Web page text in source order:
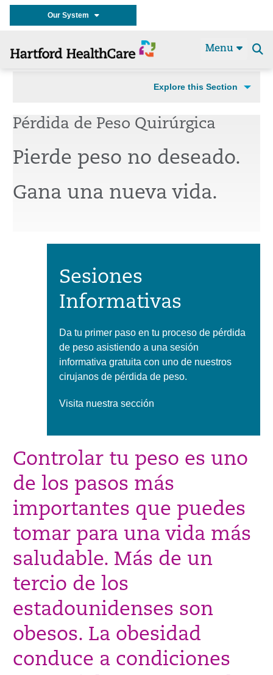
Our System
Menu
Explore this Section
Pérdida de Peso Quirúrgica
Pierde peso no deseado.
Gana una nueva vida.
Sesiones
Informativas
Da tu primer paso en tu proceso de pérdida
de peso asistiendo a una sesión
informativa gratuita con uno de nuestros
cirujanos de pérdida de peso.
Visita nuestra sección
Controlar tu peso es uno
de los pasos más
importantes que puedes
tomar para una vida más
saludable. Más de un
tercio de los
estadounidenses son
obesos. La obesidad
conduce a condiciones